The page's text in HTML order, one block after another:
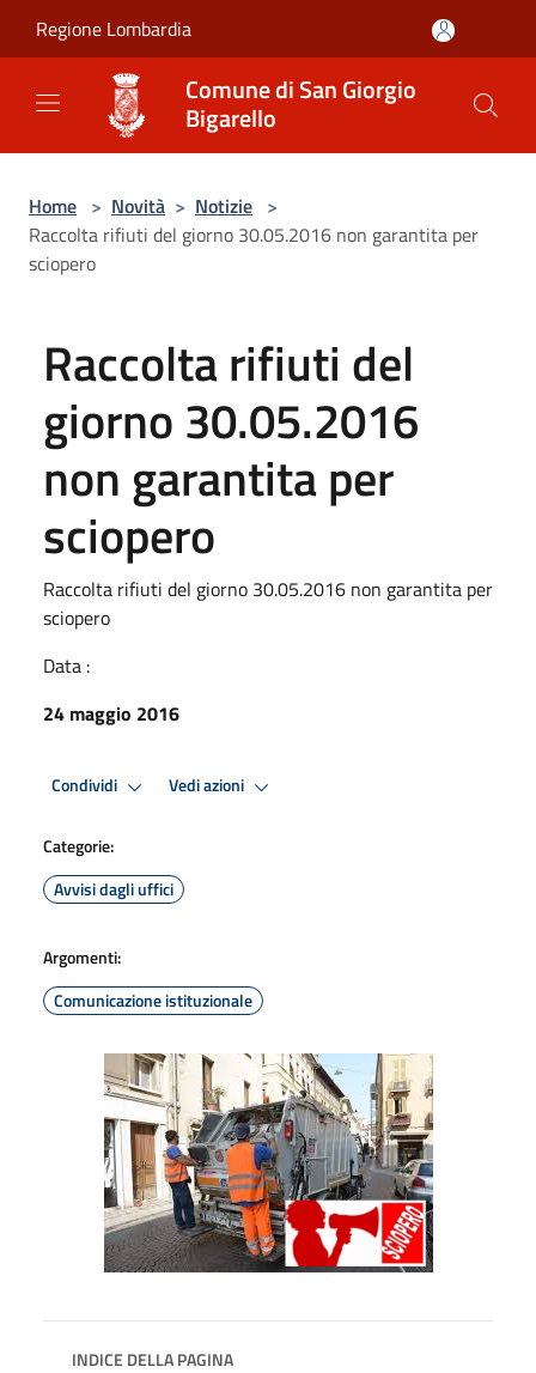
Regione Lombardia
Comune di San Giorgio
Bigarello
Home > Novità > Notizie >
Raccolta rifiuti del giorno 30.05.2016 non garantita per
sciopero
Raccolta rifiuti del
giorno 30.05.2016
non garantita per
sciopero
Raccolta rifiuti del giorno 30.05.2016 non garantita per
sciopero
Data :
24 maggio 2016
Condividi Vedi azioni
Categorie:
Avvisi dagli uffici
Argomenti:
Comunicazione istituzionale
INDICE DELLA PAGINA